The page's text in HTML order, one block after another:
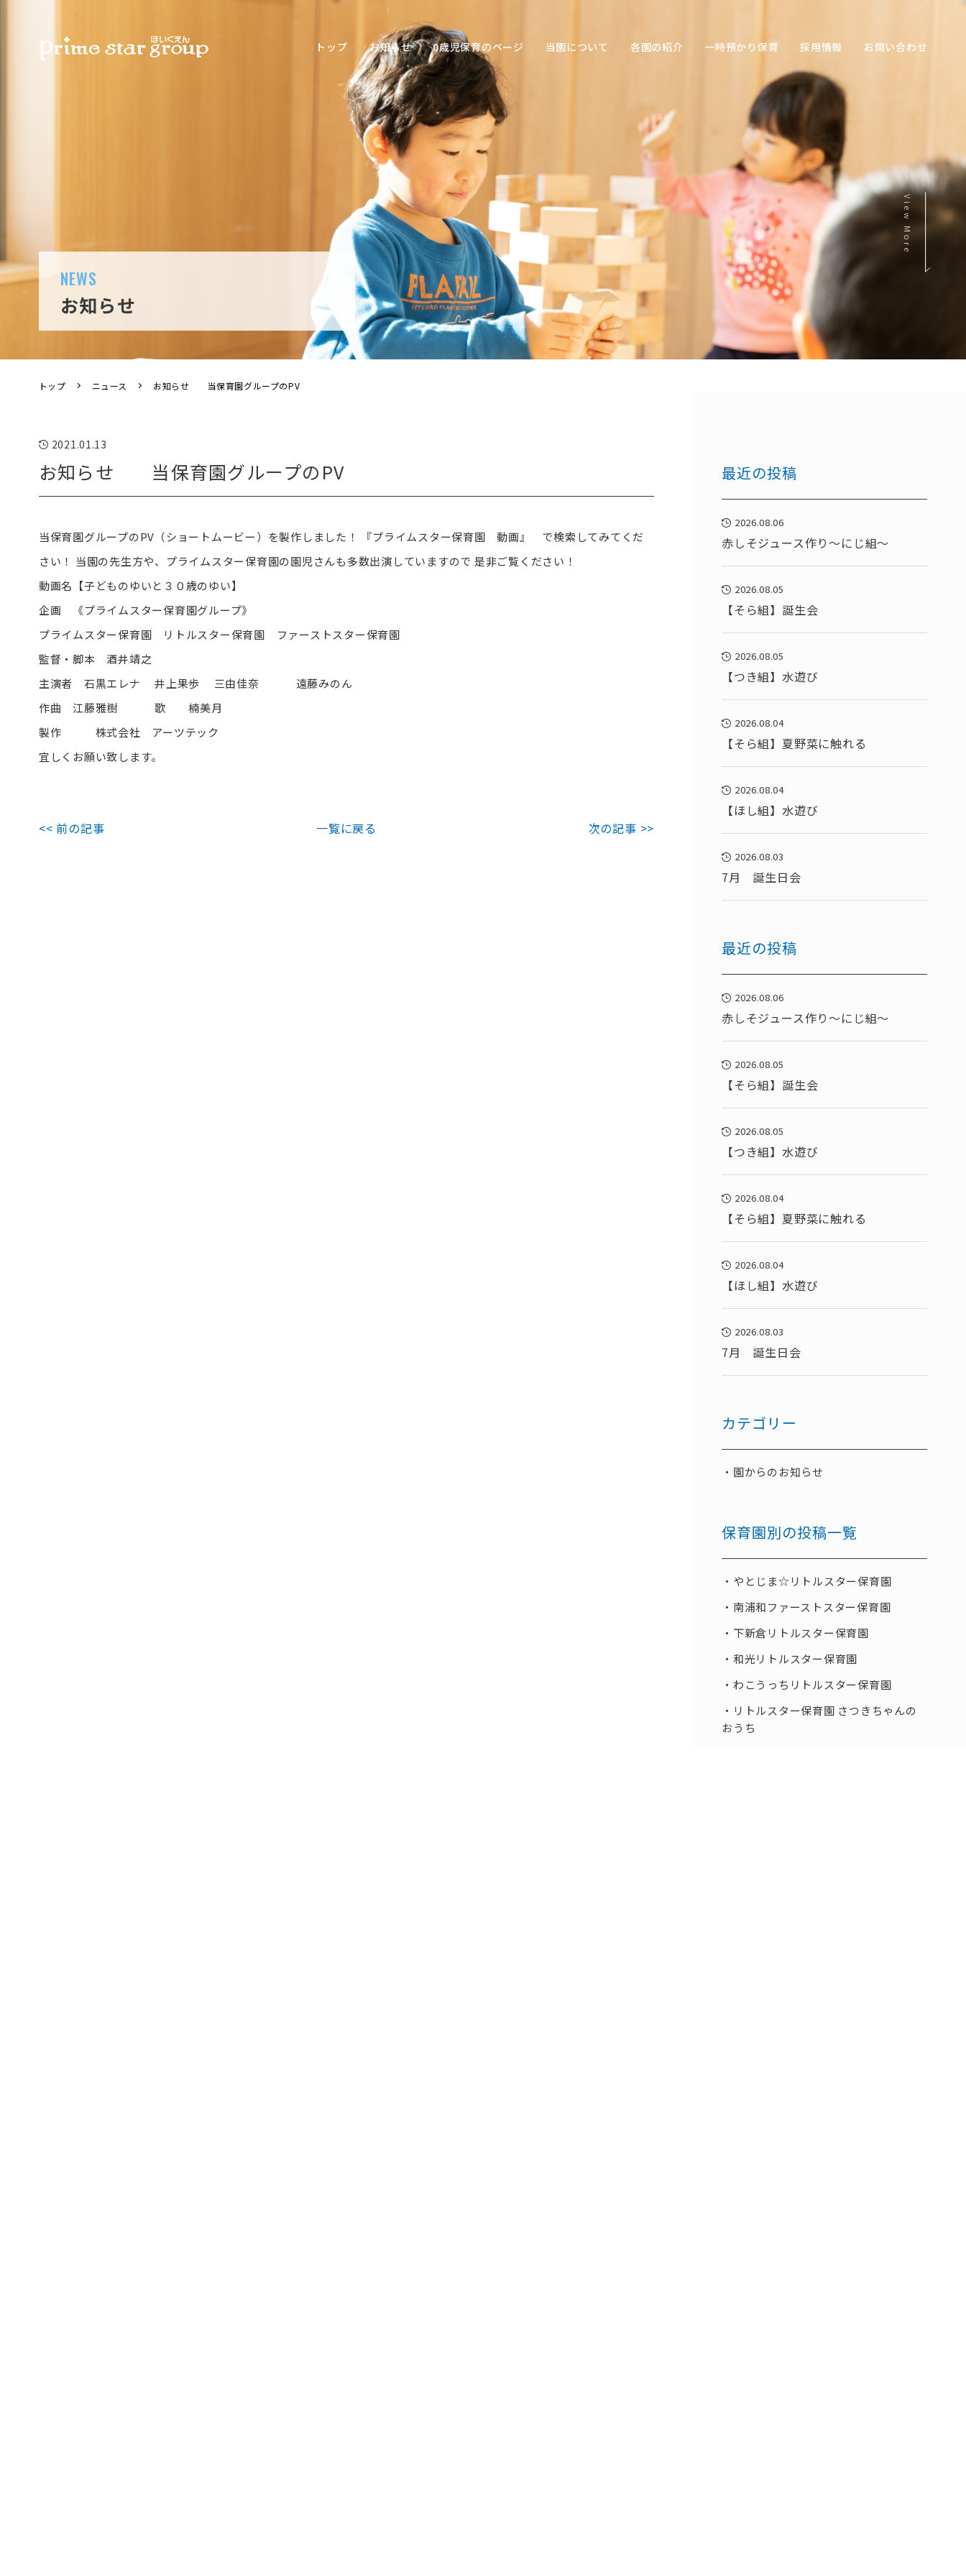
トップ お知らせ 0歳児保育のページ 当園について
環境
色
各園の紹介 一時預かり保育 採用情報 お問い合わせ
NEWS
お知らせ
View More
トップ ニュース お知らせ 当保育園グループのPV
2021.01.13
お知らせ 当保育園グループのPV
当保育園グループのPV（ショートムービー）を製作しました！ 『プライムスター保育園 動画』 で検索してみてくだ
さい！ 当園の先生方や、プライムスター保育園の園児さんも多数出演していますので 是非ご覧ください！
動画名【子どものゆいと３０歳のゆい】
企画 《プライムスター保育園グループ》
プライムスター保育園 リトルスター保育園 ファーストスター保育園
監督・脚本 酒井靖之
主演者 石黒エレナ 井上果歩 三由佳奈 遠藤みのん
作曲 江藤雅樹 歌 楠美月
製作 株式会社 アーツテック
宜しくお願い致します。
<< 前の記事 一覧に戻る 次の記事 >>
最近の投稿
2026.08.06
赤しそジュース作り～にじ組～
2026.08.05
【そら組】誕生会
2026.08.05
【つき組】水遊び
2026.08.04
【そら組】夏野菜に触れる
2026.08.04
【ほし組】水遊び
2026.08.03
7月 誕生日会
最近の投稿
2026.08.06
赤しそジュース作り～にじ組～
2026.08.05
【そら組】誕生会
2026.08.05
【つき組】水遊び
2026.08.04
【そら組】夏野菜に触れる
2026.08.04
【ほし組】水遊び
2026.08.03
7月 誕生日会
カテゴリー
園からのお知らせ
保育園別の投稿一覧
やとじま☆リトルスター保育園
南浦和ファーストスター保育園
下新倉リトルスター保育園
和光リトルスター保育園
わこうっちリトルスター保育園
リトルスター保育園 さつきちゃんの
おうち